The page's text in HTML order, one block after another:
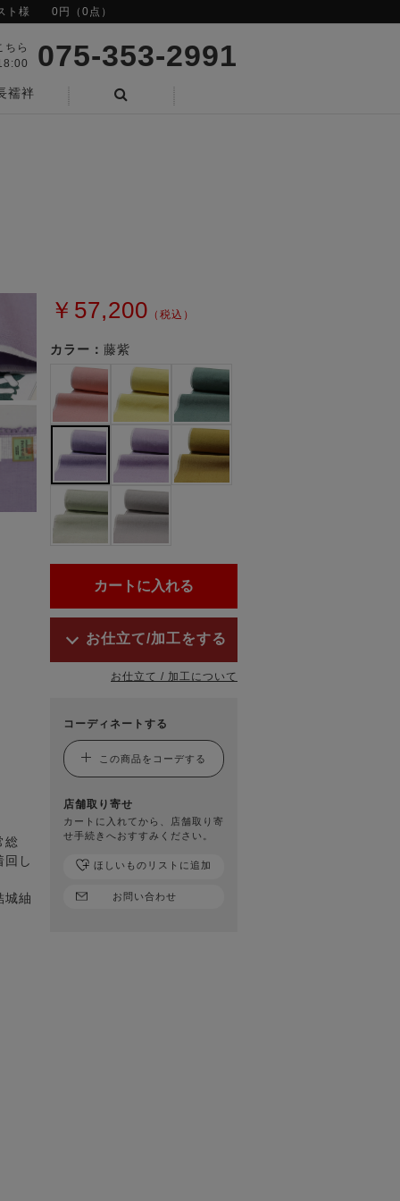
ト様 0円（0点）
ちら
075-353-2991
襦袢
総
回し
城紬
￥57,200 （税込）
カラー： 藤紫
お仕立て/加工をする
お仕立て / 加工について
コーディネートする
この商品をコーデする
店舗取り寄せ
カートに入れてから、店舗取り寄
せ手続きへおすすみください。
お問い合わせ
ほしいものリストに追加